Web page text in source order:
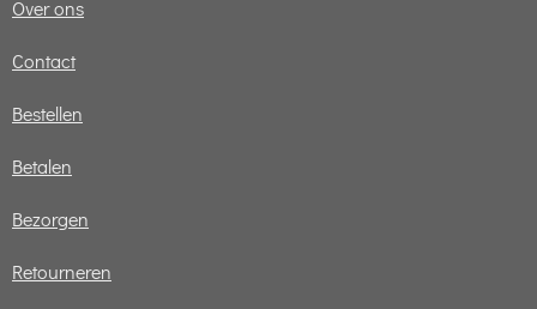
Over ons
Contact
Bestellen
Betalen
Bezorgen
Retourneren